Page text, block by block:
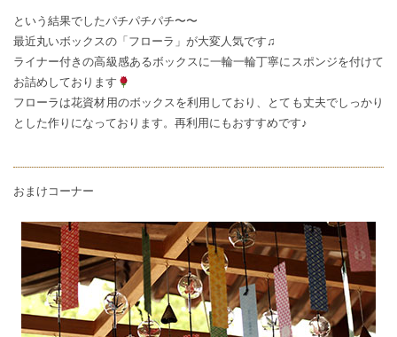
という結果でしたパチパチパチ〜〜
最近丸いボックスの「フローラ」が大変人気です♫
ライナー付きの高級感あるボックスに一輪一輪丁寧にスポンジを付けて
お詰めしております
フローラは花資材用のボックスを利用しており、とても丈夫でしっかり
とした作りになっております。再利用にもおすすめです♪
おまけコーナー